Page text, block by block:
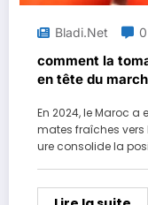
Bladi.net
comment la
en tête du
En 2024, le Maroc
mates fraîches vers
ure consolide la